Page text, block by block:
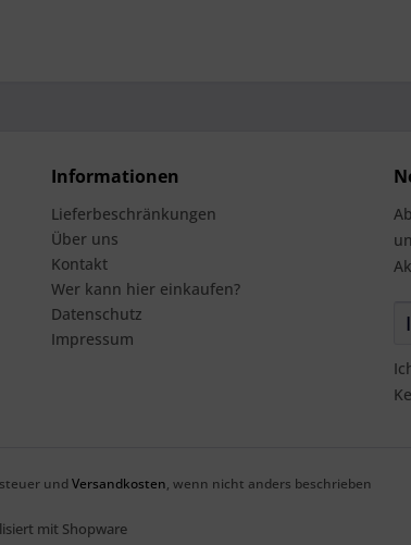
Informationen
Lieferbeschränkungen
Über uns
Kontakt
Wer kann hier einkaufen?
Datenschutz
Impressum
und Versandkosten, wenn nicht anders beschrieben
mit Shopware